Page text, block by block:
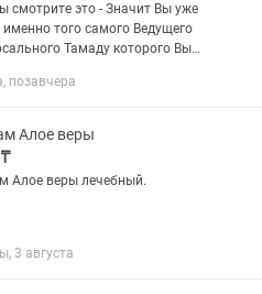
смотрите это - Значит Вы уже
того самого Ведущего
Тамаду которого Вы
чем ближе ваше
позавчера
Алое веры
Алое веры лечебный.
3 августа